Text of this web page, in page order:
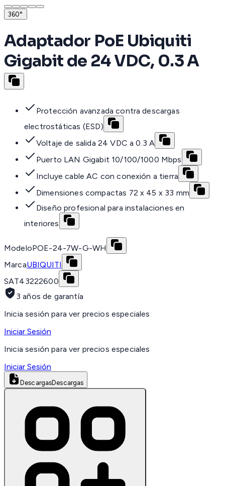
360°
Adaptador PoE Ubiquiti
Gigabit de 24 VDC, 0.3 A
Protección avanzada contra descargas
electrostáticas (ESD)
Voltaje de salida 24 VDC a 0.3 A
Puerto LAN Gigabit 10/100/1000 Mbps
Incluye cable AC con conexión a tierra
Dimensiones compactas 72 x 45 x 33 mm
Diseño profesional para instalaciones en
interiores
ModeloPOE-24-7W-G-WH
MarcaUBIQUITI
SAT43222600
3 años de garantía
Inicia sesión para ver precios especiales
Iniciar Sesión
Inicia sesión para ver precios especiales
Iniciar Sesión
DescargasDescargas